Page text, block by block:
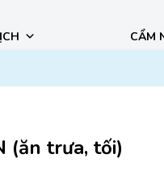
CẨM
(ăn trưa, tối)